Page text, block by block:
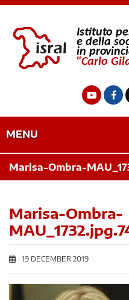
MENU
Marisa-Ombra-
Marisa-Ombra-
19 DECEMBER 2019